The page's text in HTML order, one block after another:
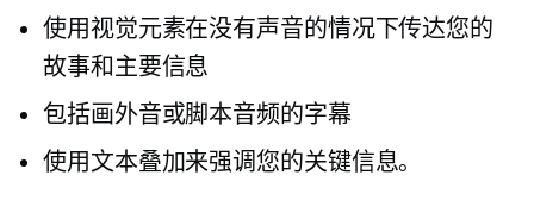
使用视觉元素在没有声音的情况下传达您的
故事和主要信息
包括画外音或脚本音频的字幕
使用文本叠加来强调您的关键信息。